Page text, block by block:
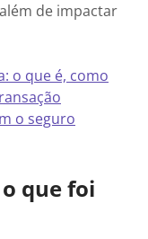
de impactar
o que é, como
o seguro
que foi